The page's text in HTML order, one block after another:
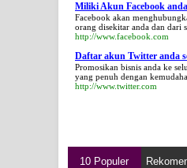
Miliki Akun Facebook
Facebook akan
orang disekitar anda dan dari
http://www.facebook.com
Daftar akun Twitter anda
Promosikan bisnis anda ke
yang penuh dengan
http://www.twitter.com
10 Populer